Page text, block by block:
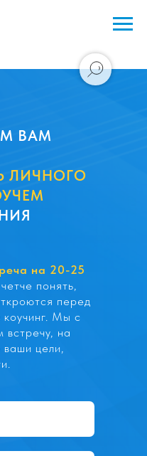
на 20-25
четче понять,
перед
коучинг. Мы с
встречу, на
ваши цели,
ВАМ
ЛИЧНОГО